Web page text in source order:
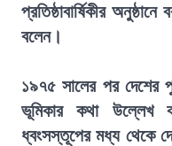
প্রতিষ্ঠাবার্ষিকীর
বলেন।
১৯৭৫ সালের পর দেশের
ভূমিকার কথা উল্লেখ
ধ্বংসস্তূপের মধ্য থেকে